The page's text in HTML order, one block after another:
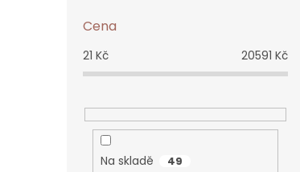
Cena
21 Kč 20591 Kč
Na skladě 49